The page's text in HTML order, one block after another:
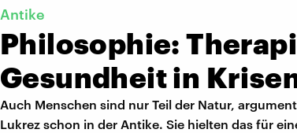
Antike
Philosophie:
Gesundheit in
Auch Menschen sind nur Teil der Natur,
Lukrez schon in der Antike. Sie hielten das für